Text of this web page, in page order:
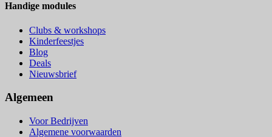
Handige modules
Clubs & workshops
Kinderfeestjes
Blog
Deals
Nieuwsbrief
Algemeen
Voor Bedrijven
Algemene voorwaarden